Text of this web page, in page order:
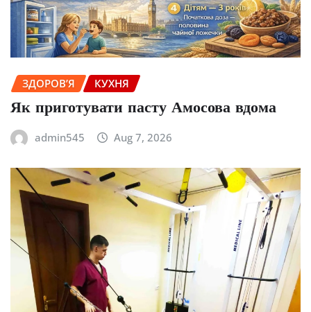
ЗДОРОВ’Я КУХНЯ
Як приготувати пасту Амосова вдома
admin545 Aug 7, 2026